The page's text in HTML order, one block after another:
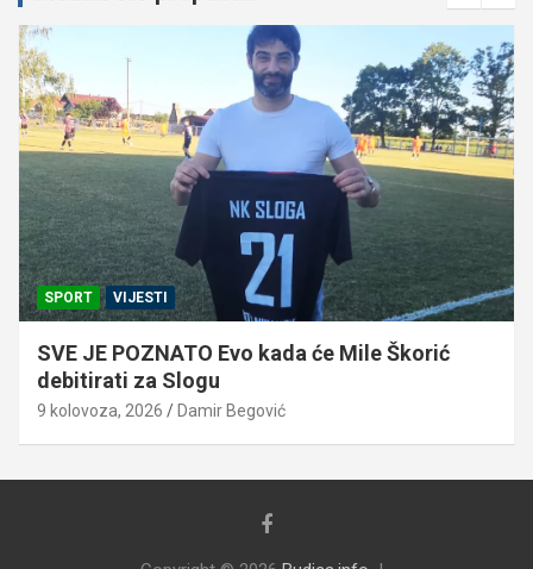
SPORT VIJESTI
SVE JE POZNATO Evo kada će Mile Škorić
debitirati za Slogu
9 kolovoza, 2026 Damir Begović